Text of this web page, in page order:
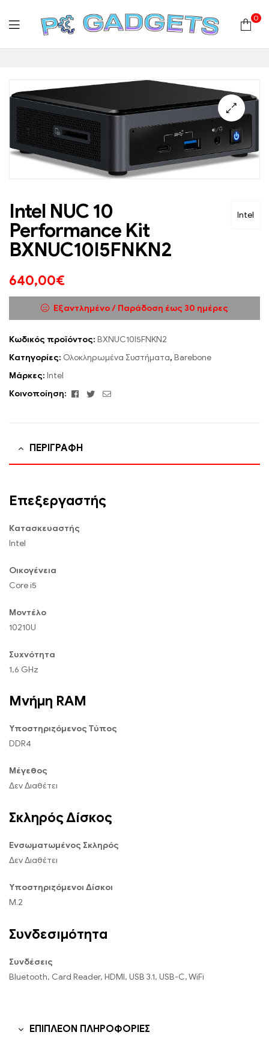
Gadgets
Plus
|
Hardware
|
Αναλώσιμα
0
Intel
Intel NUC 10
Performance Kit
BXNUC10I5FNKN2
640,00€
Εξαντλημένο / Παράδοση έως 30 ημέρες
Κωδικός προϊόντος: BXNUC10I5FNKN2
Κατηγορίες: Ολοκληρωμένα Συστήματα, Barebone
Μάρκες: Intel
Κοινοποίηση:
Facebook
TwitterEmail
ΠΕΡΙΓΡΑΦΉ
Επεξεργαστής
Κατασκευαστής
Intel
Οικογένεια
Core i5
Μοντέλο
10210U
Συχνότητα
1,6 GHz
Μνήμη RAM
Υποστηριζόμενος Τύπος
DDR4
Μέγεθος
Δεν Διαθέτει
Σκληρός Δίσκος
Ενσωματωμένος Σκληρός
Δεν Διαθέτει
Υποστηριζόμενοι Δίσκοι
M.2
Συνδεσιμότητα
Συνδέσεις
Bluetooth, Card Reader, HDMI, USB 3.1, USB-C, WiFi
ΕΠΙΠΛΈΟΝ ΠΛΗΡΟΦΟΡΊΕΣ